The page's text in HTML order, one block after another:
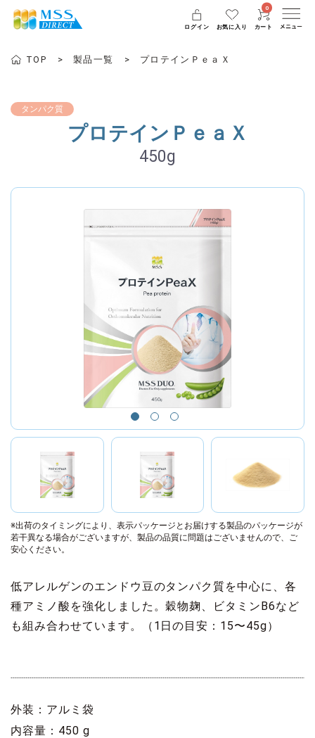
ログイン お気に入り
0
カート
TOP 製品一覧 プロテインＰｅａＸ
タンパク質
プロテインＰｅａＸ
450g
※出荷のタイミングにより、表示パッケージとお届けする製品のパッケージが
若干異なる場合がございますが、製品の品質に問題はございませんので、ご
安心ください。
低アレルゲンのエンドウ豆のタンパク質を中心に、各
種アミノ酸を強化しました。穀物麹、ビタミンB6など
も組み合わせています。（1日の目安：15〜45g）
外装：アルミ袋
内容量：450 g